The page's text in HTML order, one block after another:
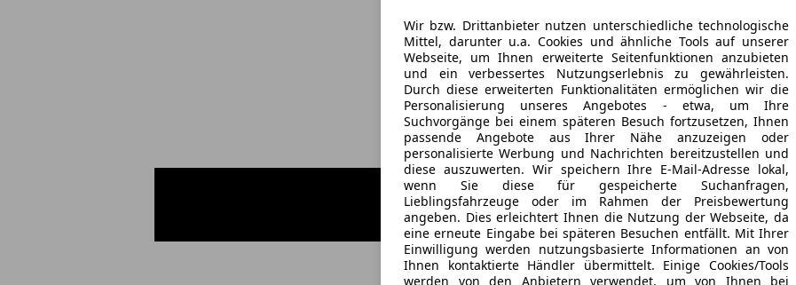
Wir bzw. Drittanbieter nutzen unterschiedliche technologische
Mittel, darunter u.a. Cookies und ähnliche Tools auf unserer
Webseite, um Ihnen erweiterte Seitenfunktionen anzubieten
und ein verbessertes Nutzungserlebnis zu gewährleisten.
Durch diese erweiterten Funktionalitäten ermöglichen wir die
Personalisierung unseres Angebotes - etwa, um Ihre
Suchvorgänge bei einem späteren Besuch fortzusetzen, Ihnen
passende Angebote aus Ihrer Nähe anzuzeigen oder
personalisierte Werbung und Nachrichten bereitzustellen und
diese auszuwerten. Wir speichern Ihre E-Mail-Adresse lokal,
wenn Sie diese für gespeicherte Suchanfragen,
Lieblingsfahrzeuge oder im Rahmen der Preisbewertung
angeben. Dies erleichtert Ihnen die Nutzung der Webseite, da
eine erneute Eingabe bei späteren Besuchen entfällt. Mit Ihrer
Einwilligung werden nutzungsbasierte Informationen an von
Ihnen kontaktierte Händler übermittelt. Einige Cookies/Tools
werden von den Anbietern verwendet, um von Ihnen bei